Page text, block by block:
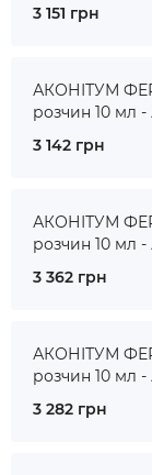
3 151 грн
АКОНІТУМ
розчин 10 мл
3 142 грн
АКОНІТУМ
розчин 10 мл
3 362 грн
АКОНІТУМ
розчин 10 мл
3 282 грн